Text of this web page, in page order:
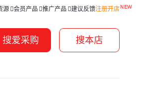
源 会员产品 推广产品 建议反馈注册开店
搜爱采购 搜本店